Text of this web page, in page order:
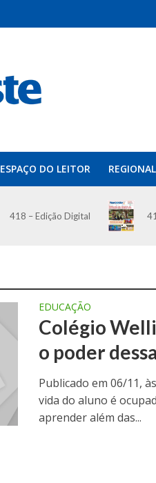
ESPAÇO DO LEITOR REGIONAL
418 – Edição Digital
EDUCAÇÃO
Colégio
o poder
Publicado em 06/11,
vida do aluno é
aprender além das...